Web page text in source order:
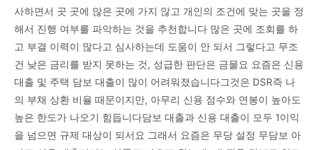
사하면서 곳 곳에 많은 곳에 가지 않고 개인의 조건에 맞는 곳을 정
해서 진행 여부를 파악하는 것을 추천합니다 많은 곳에 조회를 하
고 부결 이력이 많다고 심사하는데 도움이 안 되서 그렇다고 무조
건 낮은 금리를 받지 못하는 것, 성급한 판단은 금물요 요즘은 신용
대출 및 주택 담보 대출이 많이 어려워졌습니다그것은 DSR즉 나
의 부채 상환 비율 때문이지만, 아무리 신용 점수와 연봉이 높아도
높은 한도가 나오기 힘듭니다담보 대출과 신용 대출이 모두 1이익
을 넘으면 규제 대상이 되서요 그래서 요즘은 무당 설정 무담보 아